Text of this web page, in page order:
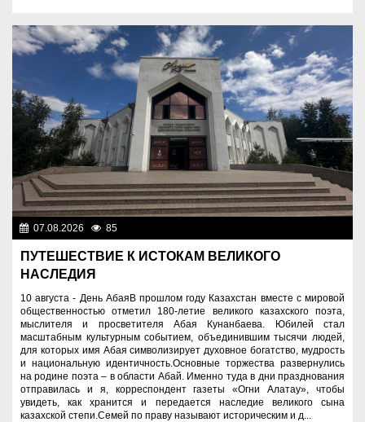
07.08.2026 85
ПУТЕШЕСТВИЕ К ИСТОКАМ ВЕЛИКОГО
НАСЛЕДИЯ
10 августа - День АбаяВ прошлом году Казахстан вместе с мировой
общественностью отметил 180-летие великого казахского поэта,
мыслителя и просветителя Абая Кунанбаева. Юбилей стал
масштабным культурным событием, объединившим тысячи людей,
для которых имя Абая символизирует духовное богатство, мудрость
и национальную идентичность.Основные торжества развернулись
на родине поэта – в области Абай. Именно туда в дни празднования
отправилась и я, корреспондент газеты «Огни Алатау», чтобы
увидеть, как хранится и передается наследие великого сына
казахской степи.Семей по праву называют историческим и д...